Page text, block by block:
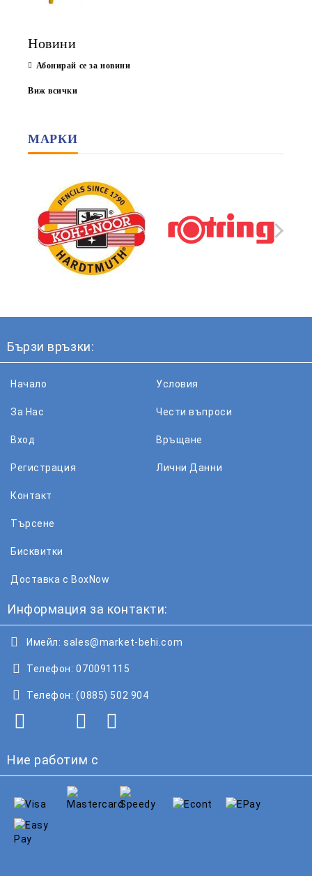
Новини
Абонирай се за новини
Виж всички
МАРКИ
Бързи връзки:
Начало
За Нас
Вход
Регистрация
Условия
Чести въпроси
Връщане
Лични Данни
Контакт
Търсене
Бисквитки
Доставка с BoxNow
Информация за контакти:
Имейл: sales@market-behi.com
Телефон: 070091115
Телефон: (0885) 502 904
Ние работим с